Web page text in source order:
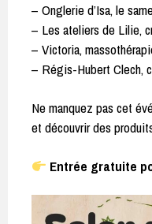
– Onglerie d’Isa, le
– Les ateliers de Lilie,
– Victoria,
– Régis-Hubert Clech,
Ne manquez pas cet
et découvrir des
Entrée gratuite